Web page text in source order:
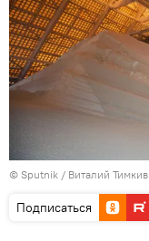
© Sputnik / Виталий Тимкив
Подписаться